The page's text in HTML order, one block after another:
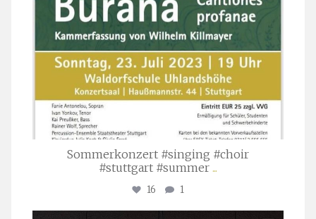
Sommerkonzert #singing #choir
#stuttgart #summer ...
16 1